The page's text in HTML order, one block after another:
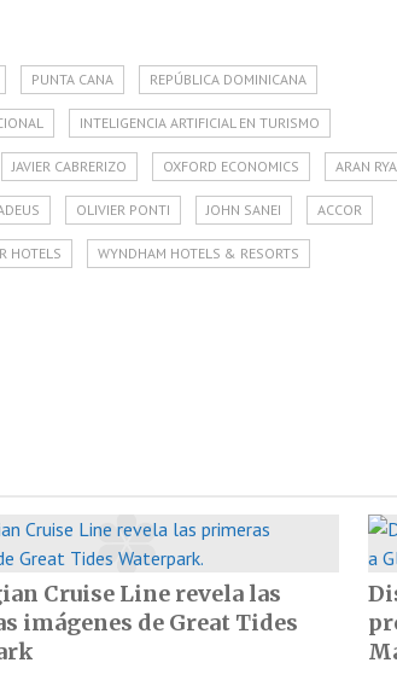
PUNTA CANA REPÚBLICA DOMINICANA
INTELIGENCIA ARTIFICIAL EN TURISMO
JAVIER CABRERIZO OXFORD ECONOMICS ARAN
OLIVIER PONTI JOHN SANEI ACCOR
HOTELS WYNDHAM HOTELS & RESORTS
Cruise Line revela las
imágenes de Great Tides